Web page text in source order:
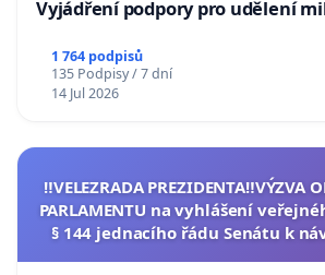
Vyjádření podpory pro udělení
1 764 podpisů
135 Podpisy / 7 dní
14 Jul 2026
‼️VELEZRADA PREZIDENTA‼️VÝZVA
PARLAMENTU na vyhlášení
§ 144 jednacího řádu Senátu k